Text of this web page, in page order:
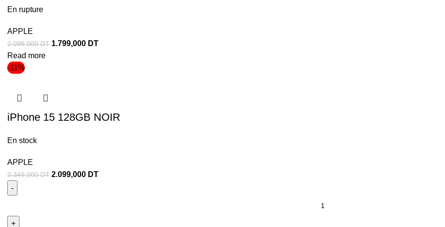
En rupture
APPLE
2.099,000DT 1.799,000 DT
Read more
-11%
iPhone 15 128GB NOIR
En stock
APPLE
2.349,000DT 2.099,000 DT